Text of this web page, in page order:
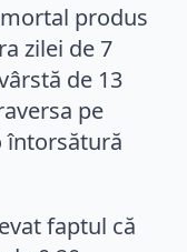
produs
zilei de 7
de 13
pe
întorsătură
faptul că